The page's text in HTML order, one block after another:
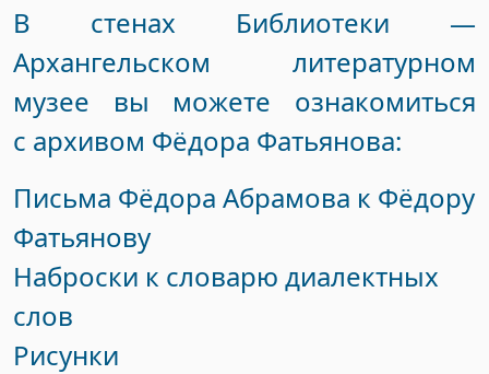
В стенах Библиотеки —
Архангельском литературном
музее вы можете ознакомиться
с архивом Фёдора Фатьянова:
Письма Фёдора Абрамова к Фёдору
Фатьянову
Наброски к словарю диалектных
слов
Рисунки